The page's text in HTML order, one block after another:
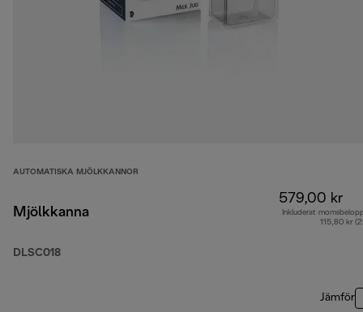
AUTOMATISKA MJÖLKKANNOR
Mjölkkanna
DLSC018
579,00 kr
Inkluderat
115,80 kr
Jämför